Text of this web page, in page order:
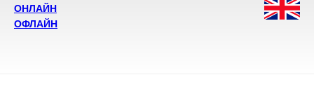
ОНЛАЙН
ОФЛАЙН